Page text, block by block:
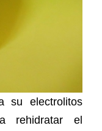
su electrolitos
rehidratar el